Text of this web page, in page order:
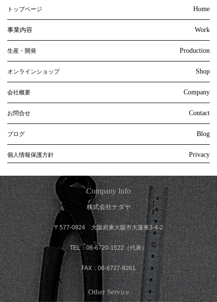
トップページ Home
事業内容 Work
生産・開発 Production
オンラインショップ Shop
会社概要 Company
お問合せ Contact
ブログ Blog
個人情報保護方針 Privacy
Company Info
株式会社ナダヤ
〒577-0824 大阪府東大阪市大蓮東3-4-2
TEL：06-6720-1522（代表）
FAX：06-6727-8261
Other Service